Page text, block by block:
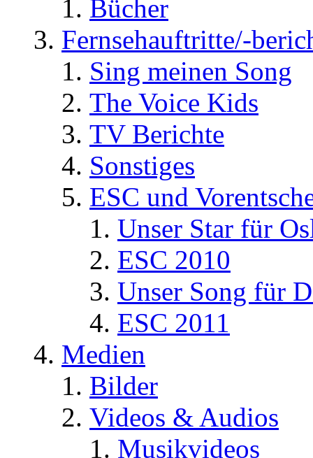
Bücher
Fernsehauftritte/-
Sing meinen Song
The Voice Kids
TV Berichte
Sonstiges
ESC und
Unser Star für
ESC 2010
Unser Song für
ESC 2011
Medien
Bilder
Videos & Audios
Musikvideos